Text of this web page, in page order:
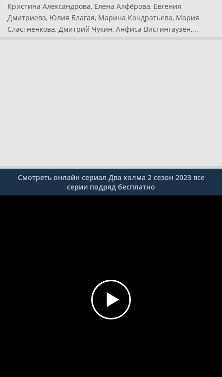
Кристина Александрова, Елена Алфёрова, Евгения
Дмитриева, Юлия Благая, Марина Кондратьева, Мария
Сластнёнкова, Дмитрий Чукин, Анфиса Вистингаузен,...
Смотреть онлайн сериал Два холма 2 сезон 2023 все
серии подряд бесплатно